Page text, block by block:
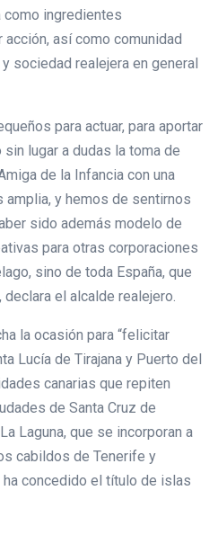
como ingredientes
así como comunidad
sociedad realejera en general
para actuar, para aportar
lugar a dudas la toma de
de la Infancia con una
y hemos de sentirnos
sido además modelo de
para otras corporaciones
sino de toda España, que
el alcalde realejero.
la ocasión para “felicitar
Lucía de Tirajana y Puerto del
canarias que repiten
de Santa Cruz de
Laguna, que se incorporan a
cabildos de Tenerife y
concedido el título de islas